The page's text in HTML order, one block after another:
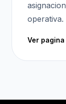
operativa.
Ver pagina